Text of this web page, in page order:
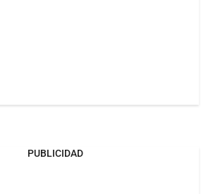
PUBLICIDAD